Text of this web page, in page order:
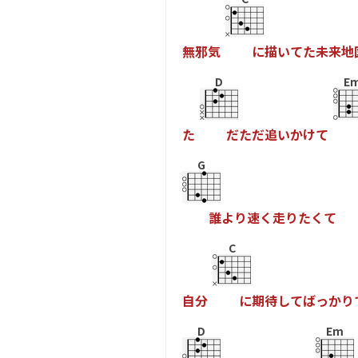
無邪気 に描いてた未来地
た
D
だただ追いかけて
G
誰よ り速く走りたく て
自分
C
に期待してばっかり
D Em